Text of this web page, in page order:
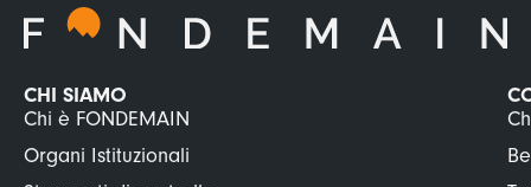
CHI SIAMO
Chi è FONDEMAIN
Organi Istituzionali